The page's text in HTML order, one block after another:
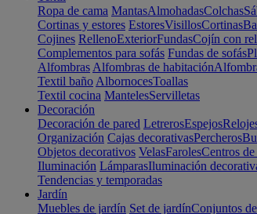
Ropa de cama MantasAlmohadasColchas
Cortinas y estores EstoresVisillosCortinas
Cojines RellenoExteriorFundasCojín con
Complementos para sofás Fundas de sofás
Alfombras Alfombras de habitación
Textil baño AlbornocesToallas
Textil cocina MantelesServilletas
Decoración
Decoración de pared LetrerosEspejos
Organización Cajas decorativasPercheros
Objetos decorativos VelasFarolesCentros de
Iluminación LámparasIluminación
Tendencias y temporadas
Jardín
Muebles de jardín Set de jardínConjuntos